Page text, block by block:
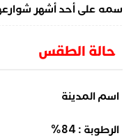
على أحد أشهر شوارعها
حالة الطقس
اسم المدينة
الرطوبة : 84
%